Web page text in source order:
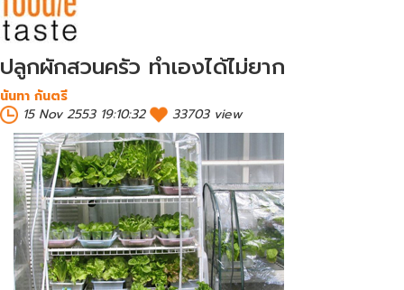
ปลูกผักสวนครัว ทำเองได้ไม่ยาก
นันทา กันตรี
15 Nov 2553 19:10:32
33703 view